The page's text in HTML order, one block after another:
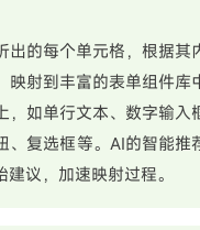
出的每个单元格，根据其
映射到丰富的表单组件库
，如单行文本、数字输入
、复选框等。AI的智能推
议，加速映射过程。